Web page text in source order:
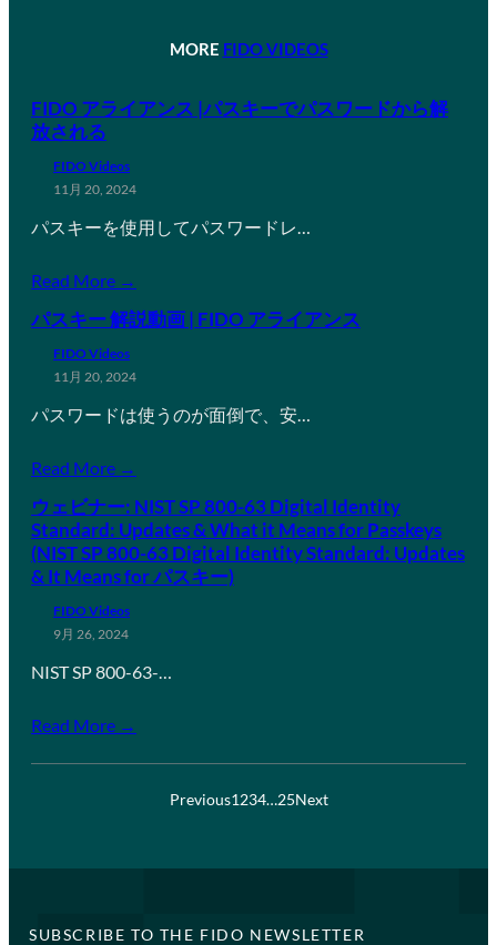
MORE FIDO VIDEOS
FIDO アライアンス |パスキーでパスワードから解
放される
FIDO Videos
11月 20, 2024
パスキーを使用してパスワードレ…
Read More →
パスキー 解説動画 | FIDO アライアンス
FIDO Videos
11月 20, 2024
パスワードは使うのが面倒で、安…
Read More →
ウェビナー: NIST SP 800-63 Digital Identity
Standard: Updates & What it Means for Passkeys
(NIST SP 800-63 Digital Identity Standard: Updates
& It Means for パスキー)
FIDO Videos
9月 26, 2024
NIST SP 800-63-…
Read More →
Previous1234…25Next
SUBSCRIBE TO THE FIDO NEWSLETTER